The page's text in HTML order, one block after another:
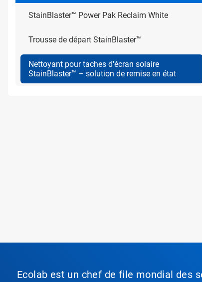
StainBlaster™ Power Pak Reclaim White
Trousse de départ StainBlaster™
Nettoyant pour taches d'écran solaire
StainBlaster™ – solution de remise en état
Ecolab est un chef de file mondial des